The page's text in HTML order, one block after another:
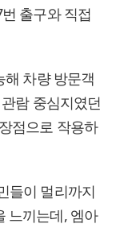
출구와 직접
해 차량 방문객
람 중심지였던
점으로 작용하
들이 멀리까지
느끼는데, 엠아